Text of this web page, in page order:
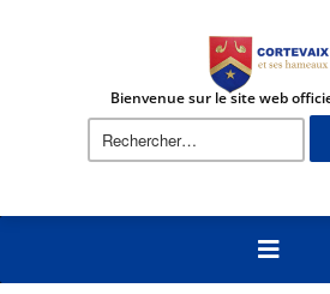
Bienvenue sur le site web
Rechercher :